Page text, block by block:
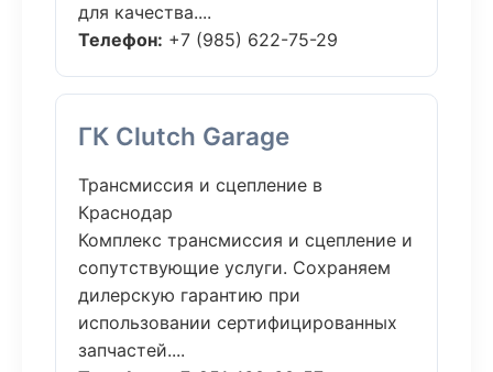
для качества....
Телефон: +7 (985) 622-75-29
ГК Clutch Garage
Трансмиссия и сцепление в
Краснодар
Комплекс трансмиссия и сцепление и
сопутствующие услуги. Сохраняем
дилерскую гарантию при
использовании сертифицированных
запчастей....